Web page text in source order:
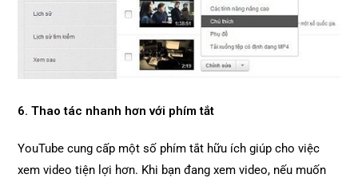
6. Thao tác nhanh hơn với phím tắt
YouTube cung cấp một số phím tắt hữu ích giúp cho việc
xem video tiện lợi hơn. Khi bạn đang xem video, nếu muốn